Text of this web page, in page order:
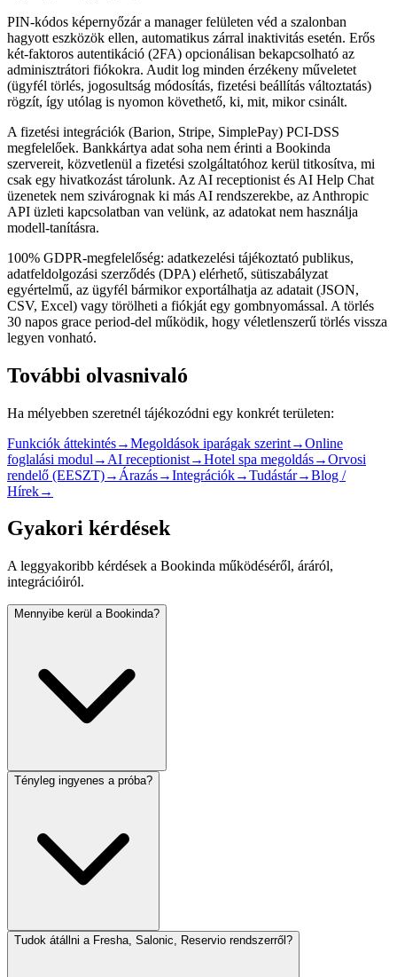
PIN-kódos képernyőzár a manager felületen véd a szalonban
hagyott eszközök ellen, automatikus zárral inaktivitás esetén. Erős
két-faktoros autentikáció (2FA) opcionálisan bekapcsolható az
adminisztrátori fiókokra. Audit log minden érzékeny műveletet
(ügyfél törlés, jogosultság módosítás, fizetési beállítás változtatás)
rögzít, így utólag is nyomon követhető, ki, mit, mikor csinált.
A fizetési integrációk (Barion, Stripe, SimplePay) PCI-DSS
megfelelőek. Bankkártya adat soha nem érinti a Bookinda
szervereit, közvetlenül a fizetési szolgáltatóhoz kerül titkosítva, mi
csak egy hivatkozást tárolunk. Az AI receptionist és AI Help Chat
üzenetek nem szivárognak ki más AI rendszerekbe, az Anthropic
API üzleti kapcsolatban van velünk, az adatokat nem használja
modell-tanításra.
100% GDPR-megfelelőség: adatkezelési tájékoztató publikus,
adatfeldolgozási szerződés (DPA) elérhető, sütiszabályzat
egyértelmű, az ügyfél bármikor exportálhatja az adatait (JSON,
CSV, Excel) vagy törölheti a fiókját egy gombnyomással. A törlés
30 napos grace period-del működik, hogy véletlenszerű törlés vissza
legyen vonható.
További olvasnivaló
Ha mélyebben szeretnél tájékozódni egy konkrét területen:
Funkciók áttekintés→Megoldások iparágak szerint→Online
foglalási modul → AI receptionist→Hotel spa megoldás→Orvosi
rendelő (EESZT)→ Árazás→Integrációk→Tudástár→Blog /
Hírek→
Gyakori kérdések
A leggyakoribb kérdések a Bookinda működéséről, áráról,
integrációiról.
Mennyibe kerül a Bookinda?
Tényleg ingyenes a próba?
Tudok átállni a Fresha, Salonic, Reservio rendszerről?